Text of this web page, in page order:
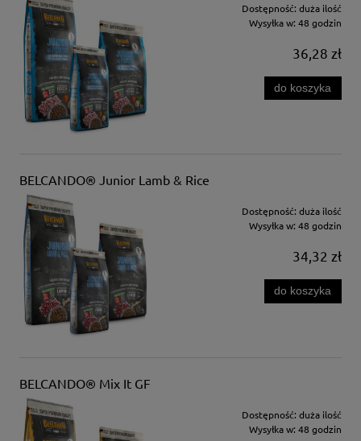
Dostępność: duża ilość
Wysyłka w: 48 godzin
36,28 zł
do koszyka
BELCANDO® Junior Lamb & Rice
Dostępność: duża ilość
Wysyłka w: 48 godzin
34,32 zł
do koszyka
BELCANDO® Mix It GF
Dostępność: duża ilość
Wysyłka w: 48 godzin